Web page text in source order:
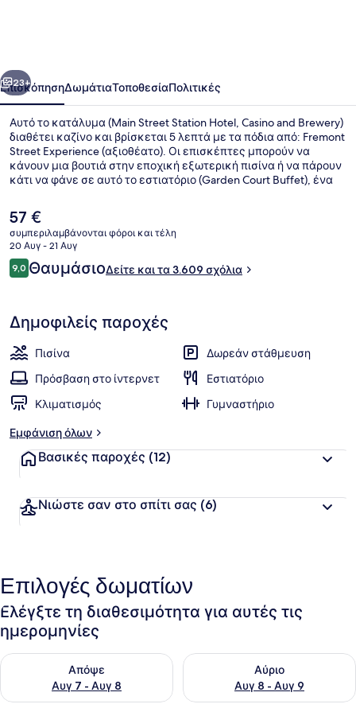
and
Brewery
Επόμενο
23+
ΕπισκόπησηΔωμάτιαΤοποθεσίαΠολιτικές
Αυτό το κατάλυμα (Main Street Station Hotel, Casino and Brewery)
διαθέτει καζίνο και βρίσκεται 5 λεπτά με τα πόδια από: Fremont
Street Experience (αξιοθέατο). Οι επισκέπτες μπορούν να
κάνουν μια βουτιά στην εποχική εξωτερική πισίνα ή να πάρουν
κάτι να φάνε σε αυτό το εστιατόριο (Garden Court Buffet), ένα
μεσημεριανό και βραδινό. Επίσης, σε απόσταση 15 λεπτών με
τα πόδια θα βρείτε: Καζίνο Golden Nugget Casino και Φρέμοντ
Στριτ. Άλλοι ταξιδιώτες λατρεύουν τα άνετα κρεβάτια και το
εξυπηρετικό προσωπικό.
Η
τρέχουσα
τιμή
είναι
57 €
57 €
συμπεριλαμβάνονται φόροι και τέλη
20 Αυγ - 21 Αυγ
Σχόλια
9,09,0 στα 10
ΘαυμάσιοΔείτε και τα 3.609 σχόλια
Δημοφιλείς παροχές
Πισίνα
Δωρεάν στάθμευση
Πρόσβαση στο ίντερνετ
Εστιατόριο
Κλιματισμός
Γυμναστήριο
Εμφάνιση όλων
Βασικές παροχές (12)
Νιώστε σαν στο σπίτι σας (6)
Επιλογές δωματίων
Ελέγξτε τη διαθεσιμότητα για αυτές τις
ημερομηνίες
Απόψε
Αυγ 7 - Αυγ 8
Έλεγχος διαθεσιμότητας για απόψε Αυγ 7 - Αυγ 8
Αύριο
Αυγ 8 - Αυγ 9
Έλεγχος διαθεσιμότητας